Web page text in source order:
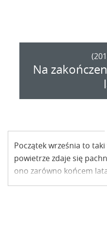
Na
Początek września to
powietrze zdaje się
ono zarówno końcem
Soczystymi śliwkami,